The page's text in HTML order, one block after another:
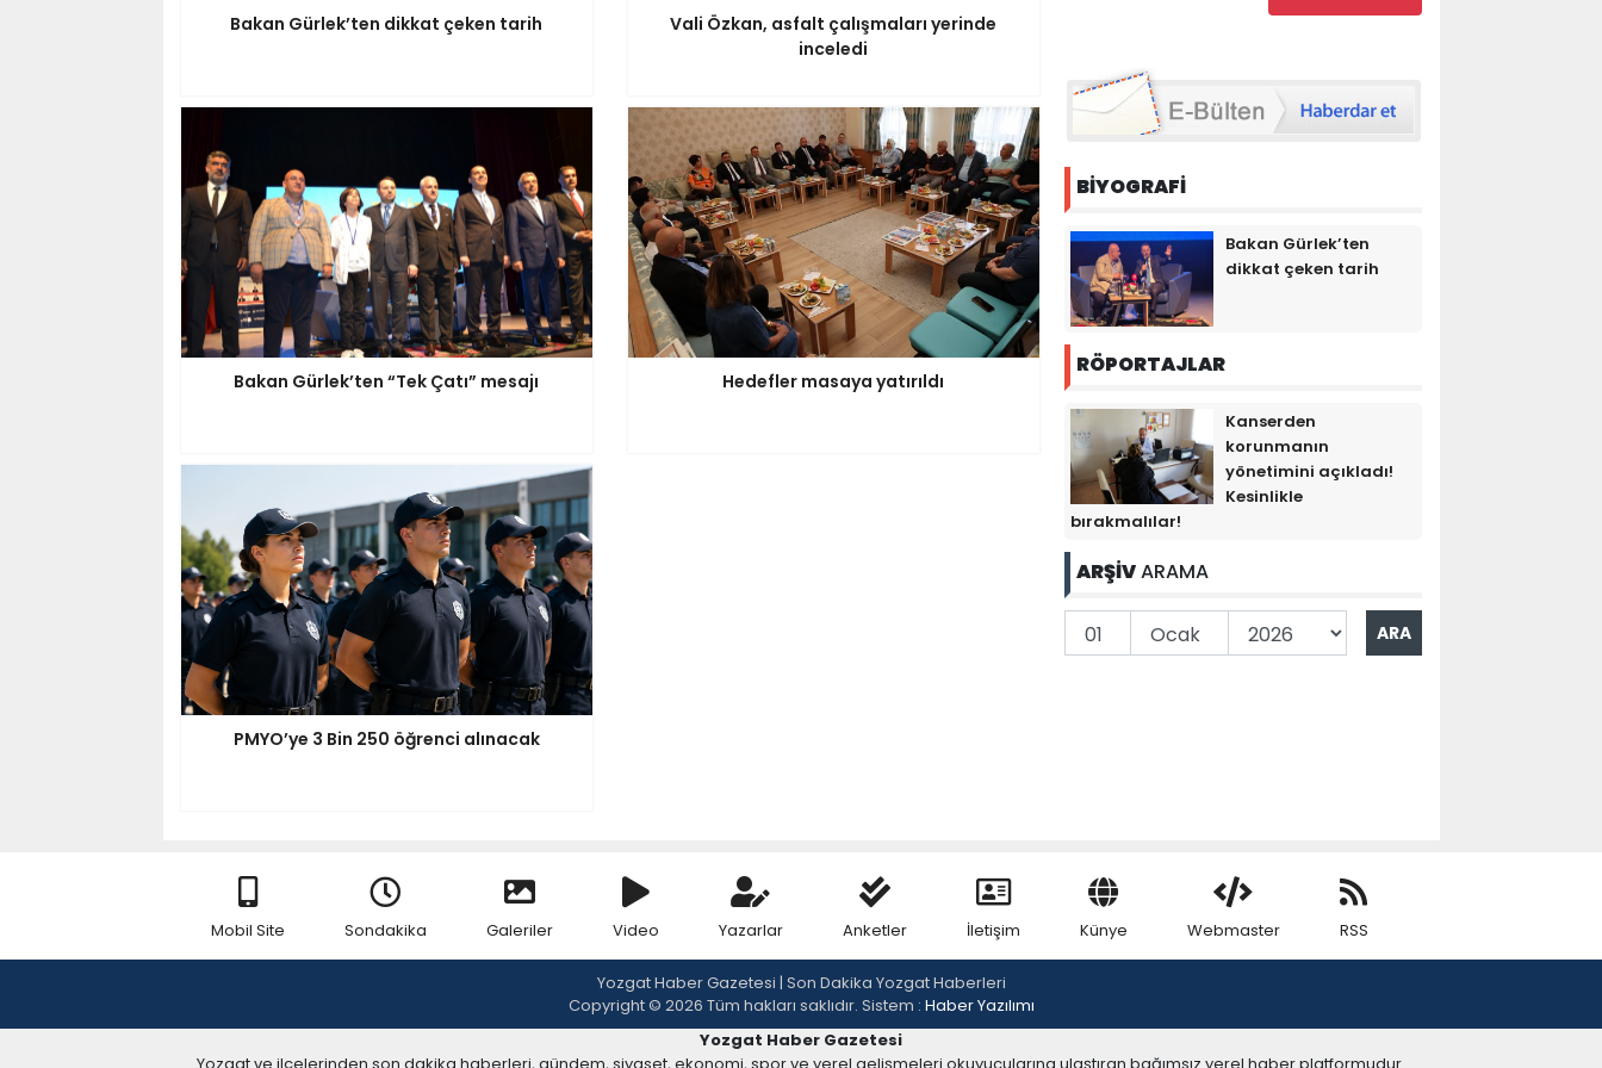
Bakan Gürlek’ten dikkat çeken tarih
Vali Özkan, asfalt çalışmaları yerinde
inceledi
Bakan Gürlek’ten “Tek Çatı” mesajı Hedefler masaya yatırıldı
PMYO’ye 3 Bin 250 öğrenci alınacak
BİYOGRAFİ
Bakan Gürlek’ten
dikkat çeken tarih
RÖPORTAJLAR
Kanserden
korunmanın
yönetimini açıkladı!
Kesinlikle
bırakmalılar!
ARŞİVARAMA
Mobil Site Sondakika Galeriler Video Yazarlar Anketler İletişim Künye Webmaster RSS
Yozgat Haber Gazetesi | Son Dakika Yozgat Haberleri
Copyright © 2026 Tüm hakları saklıdır. Sistem : Haber Yazılımı
Yozgat Haber Gazetesi